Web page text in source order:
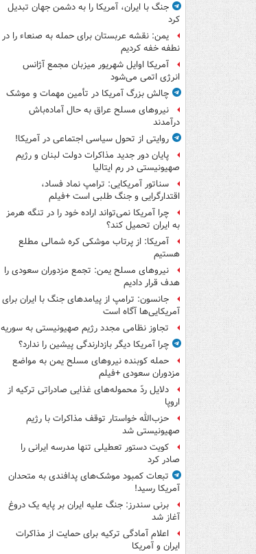
جنگ با ایران، آمریکا را به دشمن جهان تبدیل
کرد
یمن: نقشه عربستان برای حمله به صنعاء را در
نطفه خفه کردیم
آمریکا اوایل شهریور میزبان مجمع آژانس
انرژی اتمی می‌شود
چالش بزرگ آمریکا در تأمین مهمات و موشک
نیروهای مسلح عراق به حال آماده‌باش
درآمدند
روایتی از تحول سیاسی اجتماعی در آمریکا!
پایان دور جدید مذاکرات دولت لبنان و رژیم
صهیونیستی در رم ایتالیا
سناتور آمریکایی: ترامپ نماد فساد،
اقتدارگرایی و جنگ طلبی است +فیلم
چرا آمریکا نمی‌تواند اراده خود را در تنگه هرمز
به ایران تحمیل کند؟
آمریکا: از پرتاب موشکی کره شمالی مطلع
هستیم
نیروهای مسلح یمن: تجمع مزدوران سعودی را
هدف قرار دادیم
جانسون: ترامپ از پیامدهای جنگ با ایران برای
آمریکایی‌ها آگاه است
تجاوز نظامی مجدد رژیم صهیونیستی به سوریه
چرا آمریکا دیگر بازدارندگی پیشین را ندارد؟
حمله کوبنده نیروهای مسلح یمن به مواضع
مزدوران سعودی +فیلم
دلایل ردّ محموله‌های غذایی صادراتی ترکیه از
اروپا
حزب‌الله خواستار توقف مذاکرات با رژیم
صهیونیستی شد
کویت دستور تعطیلی تنها مدرسه ایرانی را
صادر کرد
تبعات کمبود موشک‌های پدافندی به متحدان
آمریکا رسید!
برنی سندرز: جنگ علیه ایران بر پایه یک دروغ
آغاز شد
اعلام آمادگی ترکیه برای حمایت از مذاکرات
ایران و آمریکا